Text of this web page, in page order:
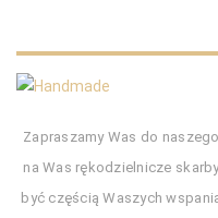
Zapraszamy Was do
na Was rękodzielnicze
być częścią Waszych